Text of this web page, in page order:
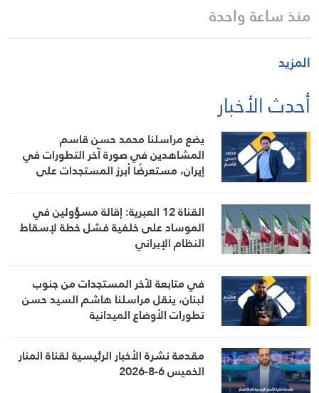
منذ ساعة واحدة
المزيد
أحدث الأخبار
يضع مراسلنا محمد حسن قاسم
المشاهدين في صورة آخر التطورات في
إيران، مستعرضًا أبرز المستجدات على
المواقف الرسمية وأبرز التطورات ذات
الصلة بالشأنين الداخلي والإقليمي
القناة 12 العبرية: إقالة مسؤولين في
الموساد على خلفية فشل خطة لإسقاط
النظام الإيراني
في متابعة لآخر المستجدات من جنوب
لبنان، ينقل مراسلنا هاشم السيد حسن
تطورات الأوضاع الميدانية
مقدمة نشرة الأخبار الرئيسية لقناة المنار
الخميس 6-8-2026